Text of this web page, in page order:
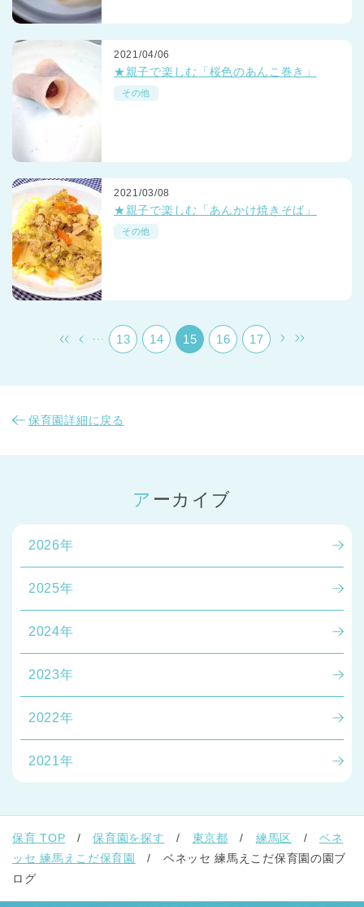
神奈川県 神奈川県 全域
千葉県 千葉県 全域
2021/04/06
★親子で楽しむ「桜色のあんこ巻き」
その他
2021/03/08
★親子で楽しむ「あんかけ焼きそば」
その他
13 14 15 16 17
保育園詳細に戻る
アーカイブ
2026年
2025年
2024年
2023年
2022年
2021年
保育 TOP 保育園を探す 東京都 練馬区
ベネ
ッセ 練馬えこだ保育園
ベネッセ 練馬えこだ保育園の園ブ
ログ